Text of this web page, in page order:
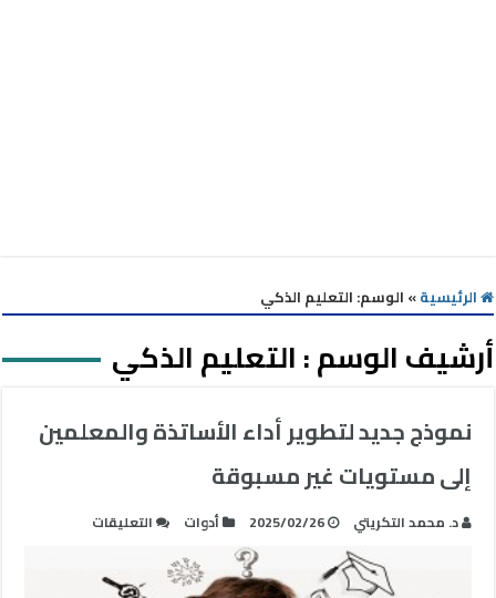
الرئيسية» الوسم: التعليم الذكي
أرشيف الوسم :التعليم الذكي
نموذج جديد لتطوير أداء الأساتذة والمعلمين
إلى مستويات غير مسبوقة
د. محمد التكريتي 2025/02/26 أدوات التعليقات